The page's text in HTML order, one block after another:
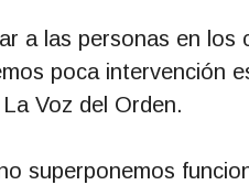
a las personas en
poca intervención
Voz del Orden.
superponemos